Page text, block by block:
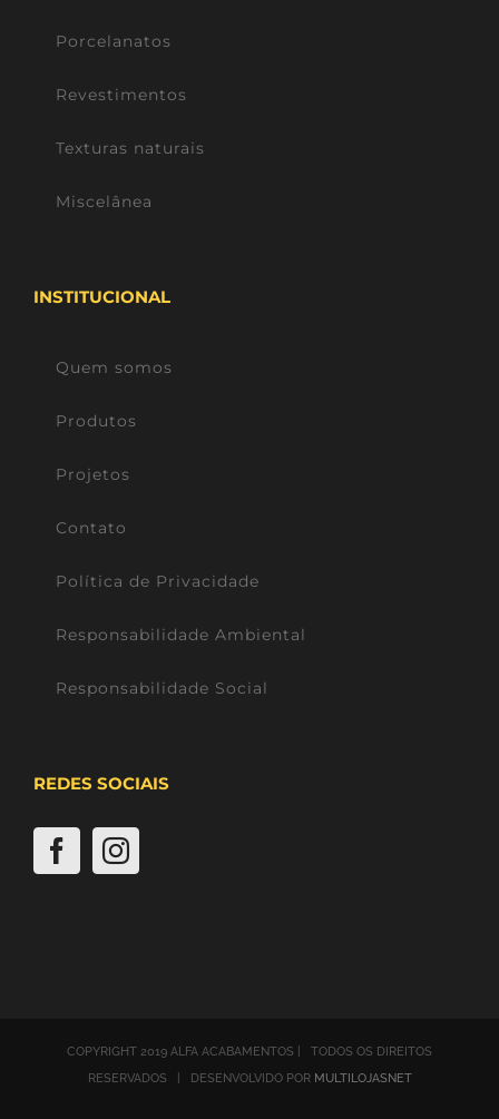
Porcelanatos
Revestimentos
Texturas naturais
Miscelânea
INSTITUCIONAL
Quem somos
Produtos
Projetos
Contato
Política de Privacidade
Responsabilidade Ambiental
Responsabilidade Social
REDES SOCIAIS
COPYRIGHT 2019 ALFA ACABAMENTOS | TODOS OS DIREITOS
RESERVADOS | DESENVOLVIDO POR MULTILOJASNET